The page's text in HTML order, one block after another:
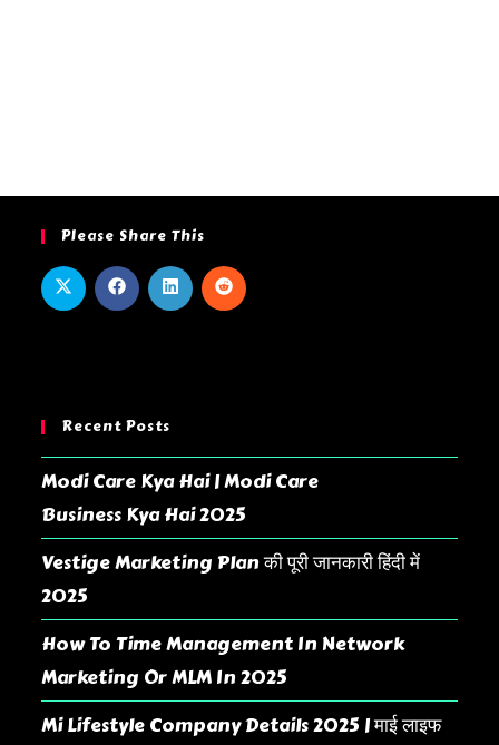
Please Share This
Recent Posts
Modi Care Kya Hai | Modi Care
Business Kya Hai 2025
Vestige Marketing Plan की पूरी जानकारी हिंदी में
2025
How To Time Management In Network
Marketing Or MLM In 2025
Mi Lifestyle Company Details 2025 | माई लाइफ